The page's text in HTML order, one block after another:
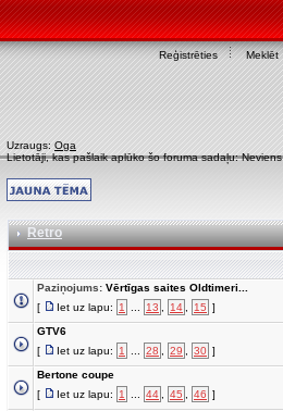
Reģistrēties Meklēt
Uzraugs: Oga
Lietotāji, kas pašlaik aplūko šo foruma sadaļu: Neviens
Retro
Paziņojums: Vērtīgas saites Oldtimeri...
[
Iet uz lapu: 1 13 14 15 ]
GTV6
[
Iet uz lapu: 1 28 29 30 ]
Bertone coupe
[
Iet uz lapu: 1 44 45 46 ]